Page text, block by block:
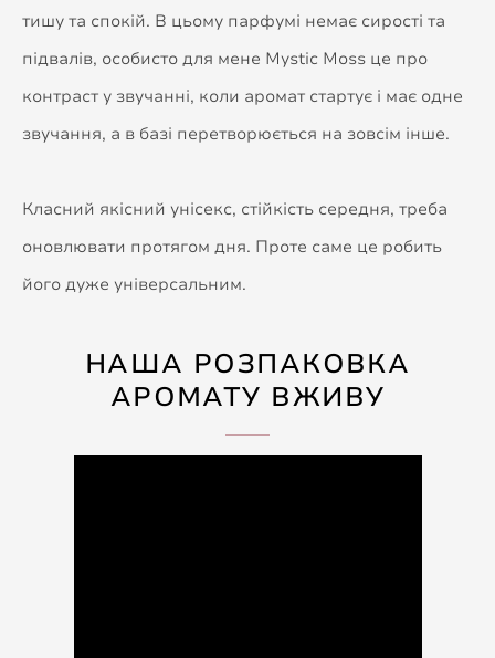
тишу та спокій. В цьому парфумі немає сирості та
підвалів, особисто для мене Mystic Moss це про
контраст у звучанні, коли аромат стартує і має одне
звучання, а в базі перетворюється на зовсім інше.
Класний якісний унісекс, стійкість середня, треба
оновлювати протягом дня. Проте саме це робить
його дуже універсальним.
НАША РОЗПАКОВКА
АРОМАТУ ВЖИВУ